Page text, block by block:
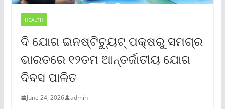
HEALTH
ଦି ଯୋଗ ଇନଷ୍ଟିଚ୍ୟୁଟ୍ ପକ୍ଷରୁ ସମଗ୍ର
ଭାରତରେ ୧୨ତମ ଆନ୍ତର୍ଜାତୀୟ ଯୋଗ
ଦିବସ ପାଳିତ
June 24, 2026 admin